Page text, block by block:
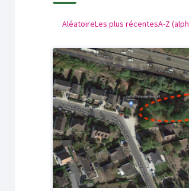
AléatoireLes plus récentesA-Z